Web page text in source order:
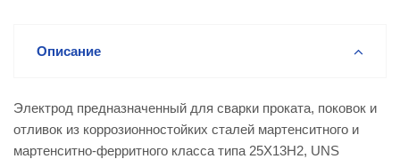
Описание
Электрод предназначенный для сварки проката, поковок и
отливок из коррозионностойких сталей мартенситного и
мартенситно-ферритного класса типа 25Х13Н2, UNS